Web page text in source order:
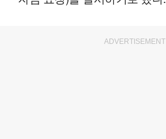
ADVERTISEMENT